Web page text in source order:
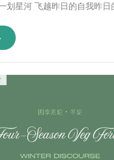
划星河 飞越昨日的自我昨日